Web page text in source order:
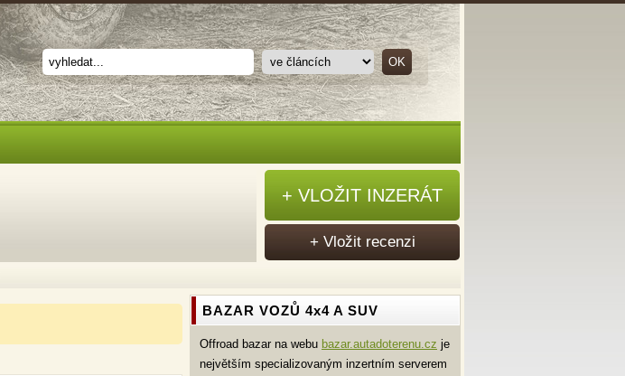
BAZAR VOZŮ 4x4 A SUV
Offroad bazar na webu bazar.autadoterenu.cz je
největším specializovaným inzertním serverem
+ VLOŽIT INZERÁT
+ Vložit recenzi